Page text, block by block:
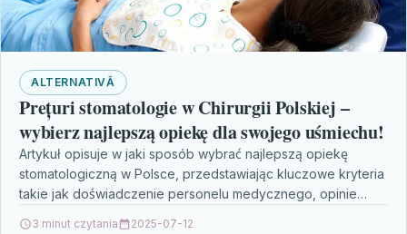
ALTERNATIVĂ
Prețuri stomatologie w Chirurgii Polskiej –
wybierz najlepszą opiekę dla swojego uśmiechu!
Artykuł opisuje w jaki sposób wybrać najlepszą opiekę
stomatologiczną w Polsce, przedstawiając kluczowe kryteria
takie jak doświadczenie personelu medycznego, opinie
3 minut czytania 2025-07-12